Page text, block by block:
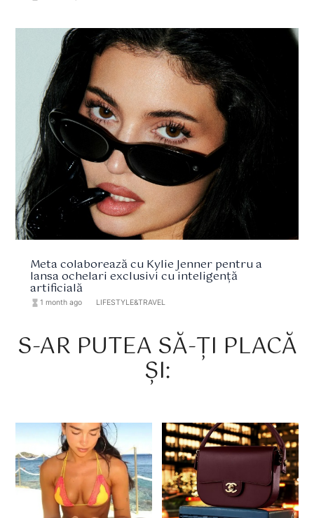
Meta colaborează cu Kylie Jenner pentru a
lansa ochelari exclusivi cu inteligență
artificială
hourglass_full 1 month ago LIFESTYLE&TRAVEL
S-AR PUTEA SĂ-ȚI PLACĂ
ȘI: